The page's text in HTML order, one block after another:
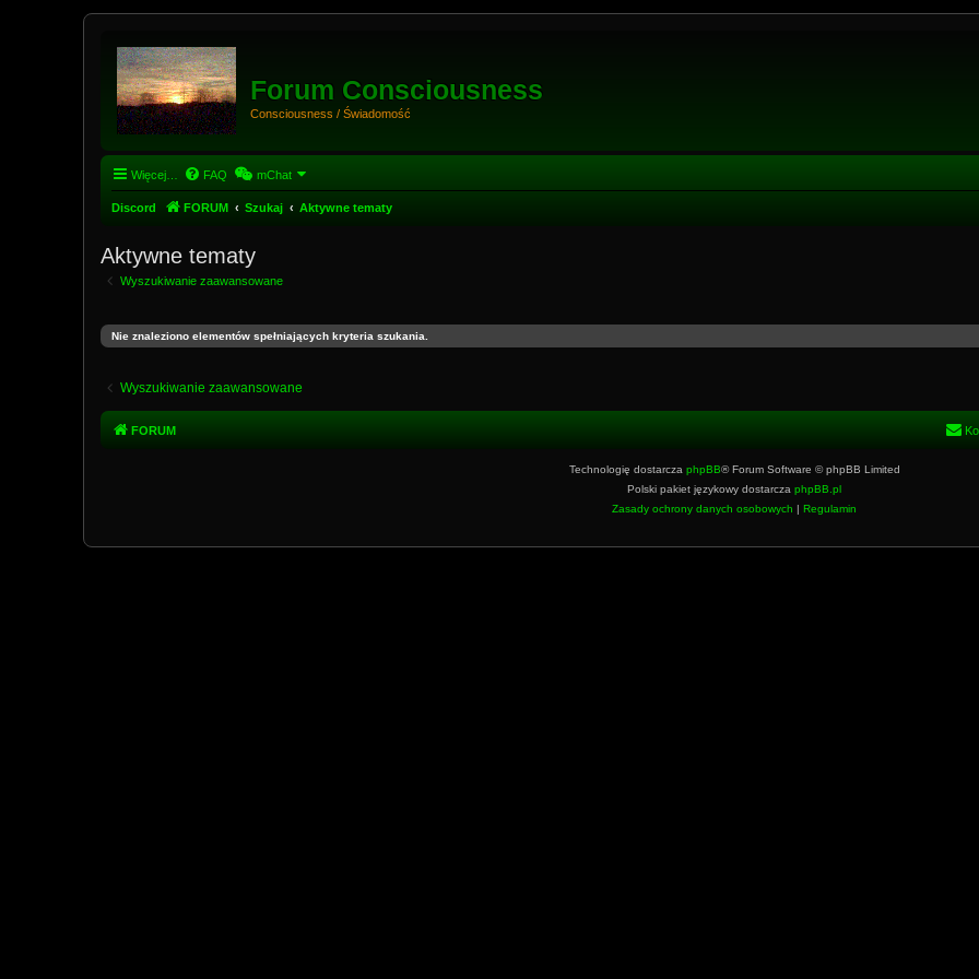
Forum Consciousness
Consciousness / Świadomość
Więcej… FAQ mChat
Discord FORUM Szukaj Aktywne tematy
Aktywne tematy
Wyszukiwanie zaawansowane
Nie znaleziono elementów spełniających kryteria szukania.
Wyszukiwanie zaawansowane
FORUM
Technologię dostarcza phpBB® Forum Software © phpBB Limited
Polski pakiet językowy dostarcza phpBB.pl
Zasady ochrony danych osobowych | Regulamin